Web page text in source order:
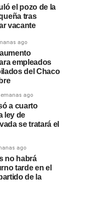
el pozo de la
tras
vacante
ago
empleados
del Chaco
ago
a cuarto
ley de
se tratará el
ago
no habrá
tarde en el
de la